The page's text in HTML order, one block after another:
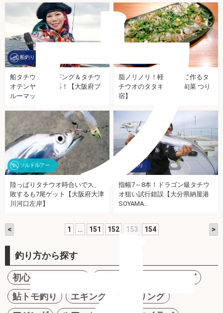
ウ
船釣り
船タチウオ！ジギング＆タチウ
オテンヤで好反応！【大阪府ブ
ルーマックス】
脂ノリノリ！軽く炙って作るタ
チウオのタタキ【旬魚旬菜 つり
宿】
ソルトルアー
陸っぱりタチウオ時合いで大失
敗するも7尾ゲット【大阪府大津
川河口左岸】
船釣り
指幅7～8本！ドラゴン級タチウ
オ狙い試行錯誤【大分県納屋港
SOYAMA…
< 1 … 151 152 153 154 >
釣り方から探す
初心者オススメ！
ファミリーフィッシング
鮎トモ釣り
エギング
メバリング